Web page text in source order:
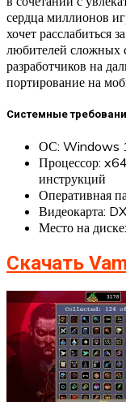
сердца миллионов
хочет расслабиться
любителей сложных
разработчиков на
портирование на
Системные
ОС: Windows
Процессор:
инструкций
Оперативная
Видеокарта:
Место на
Скачать